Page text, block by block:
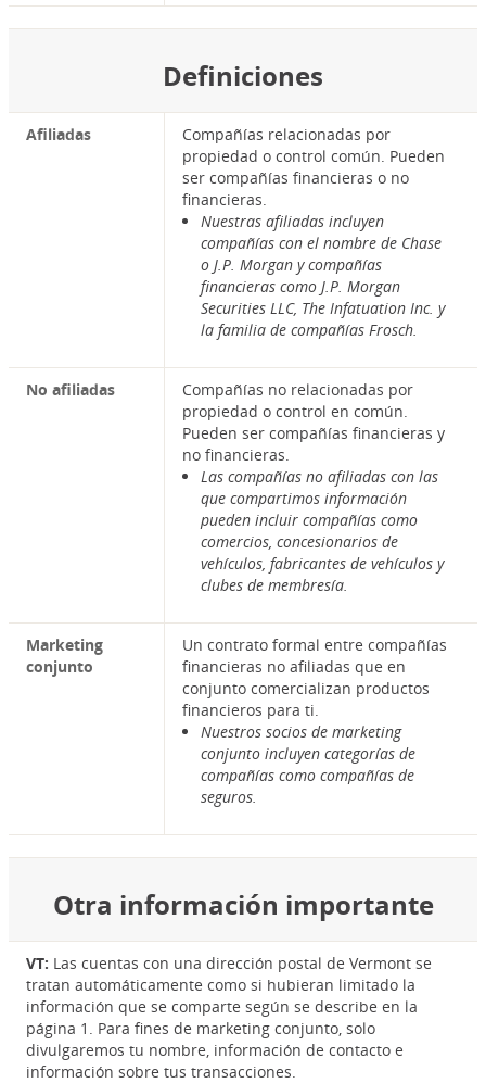
Definiciones
Afiliadas
Compañías relacionadas por
propiedad o control común. Pueden
ser compañías financieras o no
financieras.
Nuestras afiliadas incluyen
compañías con el nombre de Chase
o J.P. Morgan y compañías
financieras como J.P. Morgan
Securities LLC, The Infatuation Inc. y
la familia de compañías Frosch.
No afiliadas
Compañías no relacionadas por
propiedad o control en común.
Pueden ser compañías financieras y
no financieras.
Las compañías no afiliadas con las
que compartimos información
pueden incluir compañías como
comercios, concesionarios de
vehículos, fabricantes de vehículos y
clubes de membresía.
Marketing
conjunto
Un contrato formal entre compañías
financieras no afiliadas que en
conjunto comercializan productos
financieros para ti.
Nuestros socios de marketing
conjunto incluyen categorías de
compañías como compañías de
seguros.
Otra información importante
VT: Las cuentas con una dirección postal de Vermont se
tratan automáticamente como si hubieran limitado la
información que se comparte según se describe en la
página 1. Para fines de marketing conjunto, solo
divulgaremos tu nombre, información de contacto e
información sobre tus transacciones.